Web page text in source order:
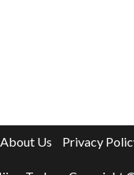
About Us Privacy